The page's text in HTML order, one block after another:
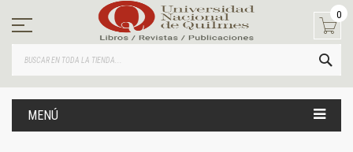
contenido
0
MENÚ